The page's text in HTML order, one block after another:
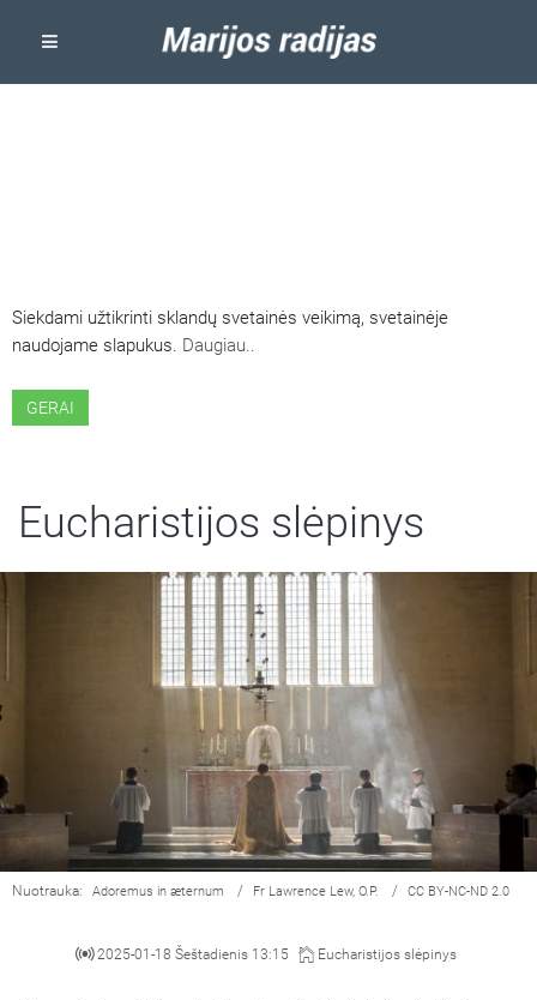
Siekdami užtikrinti sklandų svetainės veikimą, svetainėje
naudojame slapukus. Daugiau..
GERAI
Eucharistijos slėpinys
Nuotrauka: Adoremus in æternum / Fr Lawrence Lew, O.P. / CC BY-NC-ND 2.0
2025-01-18 Šeštadienis 13:15 Eucharistijos slėpinys